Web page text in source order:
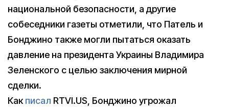
национальной безопасности, а другие
собеседники газеты отметили, что Патель и
Бонджино также могли пытаться оказать
давление на президента Украины Владимира
Зеленского с целью заключения мирной
сделки.
Какписал RTVI.US, Бонджино угрожал